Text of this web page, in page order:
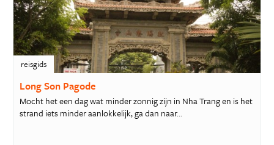
reisgids
Long Son Pagode
Mocht het een dag wat minder zonnig zijn in Nha Trang en is het
strand iets minder aanlokkelijk, ga dan naar...